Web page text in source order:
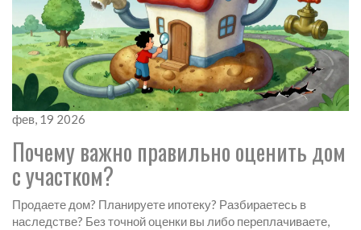
фев, 19 2026
Почему важно правильно оценить дом
с участком?
Продаете дом? Планируете ипотеку? Разбираетесь в
наследстве? Без точной оценки вы либо переплачиваете,